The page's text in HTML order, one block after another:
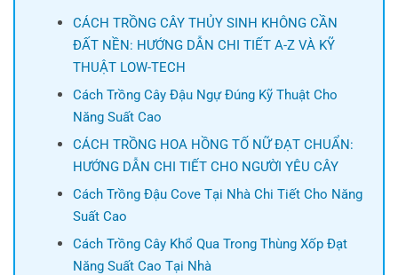
CÁCH TRỒNG CÂY THỦY SINH KHÔNG CẦN
ĐẤT NỀN: HƯỚNG DẪN CHI TIẾT A-Z VÀ KỸ
THUẬT LOW-TECH
Cách Trồng Cây Đậu Ngự Đúng Kỹ Thuật Cho
Năng Suất Cao
CÁCH TRỒNG HOA HỒNG TỐ NỮ ĐẠT CHUẨN:
HƯỚNG DẪN CHI TIẾT CHO NGƯỜI YÊU CÂY
Cách Trồng Đậu Cove Tại Nhà Chi Tiết Cho Năng
Suất Cao
Cách Trồng Cây Khổ Qua Trong Thùng Xốp Đạt
Năng Suất Cao Tại Nhà